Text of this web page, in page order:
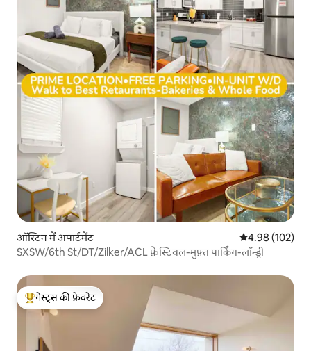
ऑस्टिन में अपार्टमेंट औसत रेटिंग 5 में से
4.98 (102)
SXSW/6th St/DT/Zilker/ACL फ़ेस्टिवल-मुफ़्त पार्किंग-लॉन्ड्री
गेस्ट्स का टॉप फ़ेवरेट
गेस्ट्स की फ़ेवरेट